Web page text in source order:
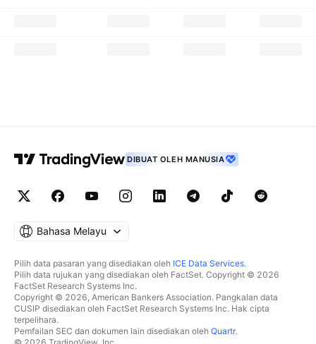
DIBUAT OLEH MANUSIA
Bahasa Melayu
Pilih data pasaran yang disediakan oleh ICE Data Services.
Pilih data rujukan yang disediakan oleh FactSet. Copyright © 2026
FactSet Research Systems Inc.
Copyright © 2026, American Bankers Association. Pangkalan data
CUSIP disediakan oleh FactSet Research Systems Inc. Hak cipta
terpelihara.
Pemfailan SEC dan dokumen lain disediakan oleh Quartr.